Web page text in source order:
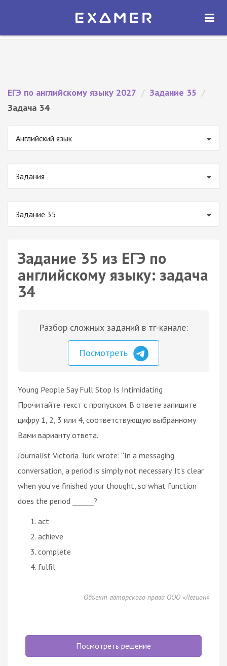
Экзамер — ЕГЭ 2027
ОТКРЫТЬ
ЕГЭ по английскому языку 2027 / Задание 35 /
Задача 34
Английский язык
Задания
Задание 35
Задание 35 из ЕГЭ по
английскому языку: задача
34
Разбор сложных заданий в тг-канале:
Посмотреть
Young People Say Full Stop Is Intimidating
Прочитайте текст с пропуском. В ответе запишите
цифру 1, 2, 3 или 4, соответствующую выбранному
Вами варианту ответа.
Journalist Victoria Turk wrote: “In a messaging
conversation, a period is simply not necessary. It’s clear
when you’ve finished your thought, so what function
does the period ______?
act
achieve
complete
fulfil
Объект авторского права ООО «Легион»
Посмотреть решение